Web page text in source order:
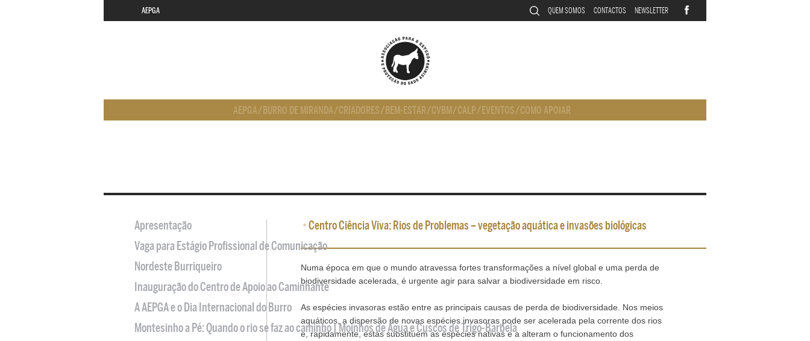
AEPGA QUEM SOMOS CONTACTOS NEWSLETTER
AEPGA/ BURRO DE MIRANDA/CRIADORES/ BEM-ESTAR/CVBM/CALP/ EVENTOS/COMO APOIAR
•Centro Ciência Viva: Rios de Problemas – vegetação aquática e invasões biológicas
Numa época em que o mundo atravessa fortes transformações a nível global e uma perda de
biodiversidade acelerada, é urgente agir para salvar a biodiversidade em risco.
As espécies invasoras estão entre as principais causas de perda de biodiversidade. Nos meios
aquáticos, a dispersão de novas espécies invasoras pode ser acelerada pela corrente dos rios
e, rapidamente, estas substituem as espécies nativas e a alteram o funcionamento dos
Apresentação
Vaga para Estágio Profissional de Comunicação
Nordeste Burriqueiro
Inauguração do Centro de Apoio ao Caminhante
A AEPGA e o Dia Internacional do Burro
Montesinho a Pé: Quando o rio se faz ao caminho | Moinhos de Água e Cuscos de Trigo-Barbela